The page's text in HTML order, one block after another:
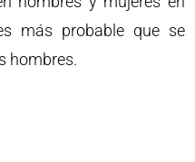
más probable que se
hombres.